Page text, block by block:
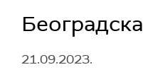
21.09.2023.